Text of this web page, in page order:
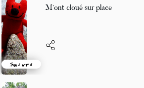
Suivre
M’ont cloué sur place